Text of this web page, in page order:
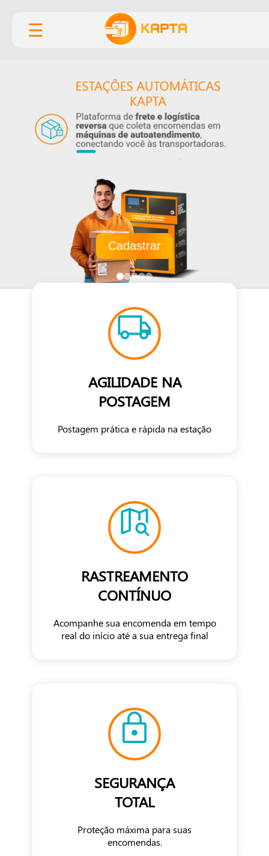
☰
Cadastrar
AGILIDADE NA
POSTAGEM
Postagem prática e rápida na estação
RASTREAMENTO
CONTÍNUO
Acompanhe sua encomenda em tempo
real do início até a sua entrega final
SEGURANÇA
TOTAL
Proteção máxima para suas
encomendas.